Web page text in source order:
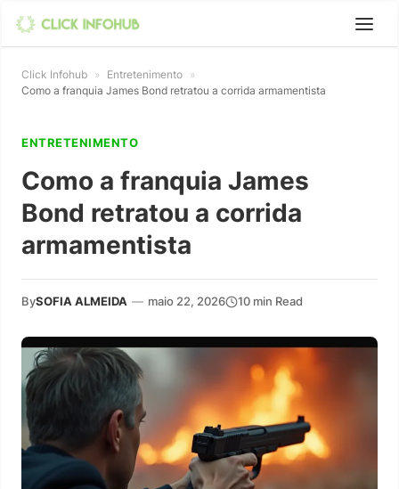
Click Infohub » Entretenimento »
Como a franquia James Bond retratou a corrida armamentista
ENTRETENIMENTO
Como a franquia James
Bond retratou a corrida
armamentista
BySOFIA ALMEIDA — maio 22, 2026 10 min Read